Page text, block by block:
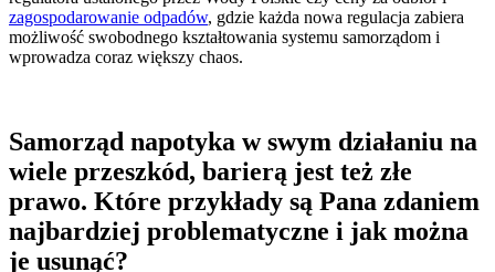
zagospodarowanie odpadów, gdzie każda nowa regulacja zabiera
możliwość swobodnego kształtowania systemu samorządom i
wprowadza coraz większy chaos.
Samorząd napotyka w swym działaniu na
wiele przeszkód, barierą jest też złe
prawo. Które przykłady są Pana zdaniem
najbardziej problematyczne i jak można
je usunąć?